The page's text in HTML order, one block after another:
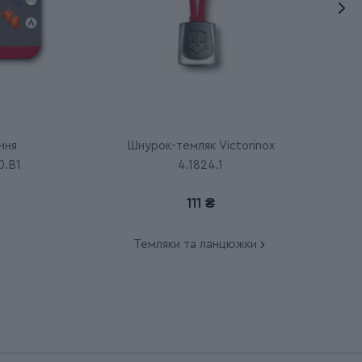
Шнурок-темляк Victorinox
4.1824.1
111 ₴
Темляки та ланцюжки